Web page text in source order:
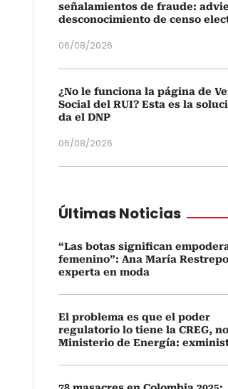
señalamientos de fraude:
desconocimiento de censo
06/08/2026
¿No le funciona la página de
Social del RUI? Esta es la
da el DNP
06/08/2026
Últimas Noticias
“Las botas significan
femenino”: Ana María
experta en moda
El problema es que el poder
regulatorio lo tiene la CREG,
Ministerio de Energía: